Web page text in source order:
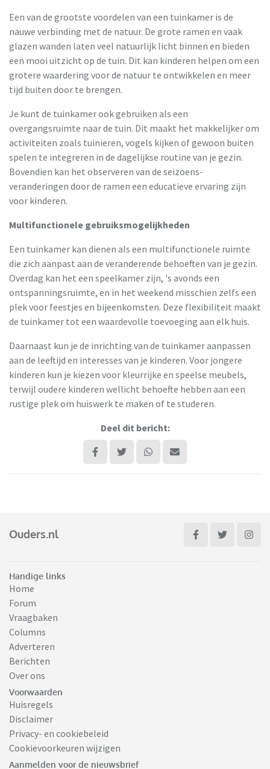
Een van de grootste voordelen van een tuinkamer is de
nauwe verbinding met de natuur. De grote ramen en vaak
glazen wanden laten veel natuurlijk licht binnen en bieden
een mooi uitzicht op de tuin. Dit kan kinderen helpen om een
grotere waardering voor de natuur te ontwikkelen en meer
tijd buiten door te brengen.
Je kunt de tuinkamer ook gebruiken als een
overgangsruimte naar de tuin. Dit maakt het makkelijker om
activiteiten zoals tuinieren, vogels kijken of gewoon buiten
spelen te integreren in de dagelijkse routine van je gezin.
Bovendien kan het observeren van de seizoens-
veranderingen door de ramen een educatieve ervaring zijn
voor kinderen.
Multifunctionele gebruiksmogelijkheden
Een tuinkamer kan dienen als een multifunctionele ruimte
die zich aanpast aan de veranderende behoeften van je gezin.
Overdag kan het een speelkamer zijn, 's avonds een
ontspanningsruimte, en in het weekend misschien zelfs een
plek voor feestjes en bijeenkomsten. Deze flexibiliteit maakt
de tuinkamer tot een waardevolle toevoeging aan elk huis.
Daarnaast kun je de inrichting van de tuinkamer aanpassen
aan de leeftijd en interesses van je kinderen. Voor jongere
kinderen kun je kiezen voor kleurrijke en speelse meubels,
terwijl oudere kinderen wellicht behoefte hebben aan een
rustige plek om huiswerk te maken of te studeren.
Deel dit bericht:
Ouders.nl
Handige links
Home
Forum
Vraagbaken
Columns
Adverteren
Berichten
Over ons
Voorwaarden
Huisregels
Disclaimer
Privacy- en cookiebeleid
Cookievoorkeuren wijzigen
Aanmelden voor de nieuwsbrief